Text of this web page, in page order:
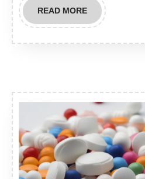
READ MOREREAD
MORE